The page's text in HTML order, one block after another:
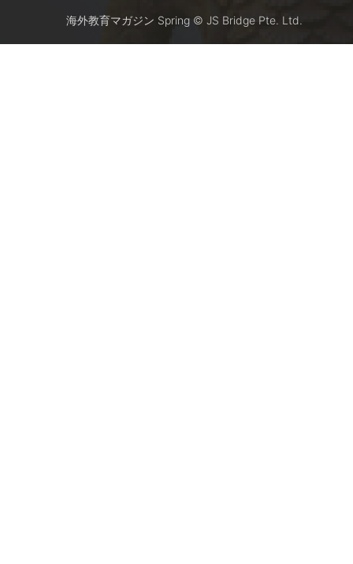
海外教育マガジン Spring © JS Bridge Pte. Ltd.